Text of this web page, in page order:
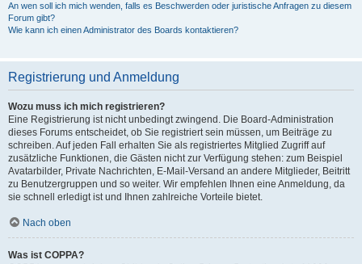
An wen soll ich mich wenden, falls es Beschwerden oder juristische Anfragen zu diesem
Forum gibt?
Wie kann ich einen Administrator des Boards kontaktieren?
Registrierung und Anmeldung
Wozu muss ich mich registrieren?
Eine Registrierung ist nicht unbedingt zwingend. Die Board-Administration
dieses Forums entscheidet, ob Sie registriert sein müssen, um Beiträge zu
schreiben. Auf jeden Fall erhalten Sie als registriertes Mitglied Zugriff auf
zusätzliche Funktionen, die Gästen nicht zur Verfügung stehen: zum Beispiel
Avatarbilder, Private Nachrichten, E-Mail-Versand an andere Mitglieder, Beitritt
zu Benutzergruppen und so weiter. Wir empfehlen Ihnen eine Anmeldung, da
sie schnell erledigt ist und Ihnen zahlreiche Vorteile bietet.
Nach oben
Was ist COPPA?